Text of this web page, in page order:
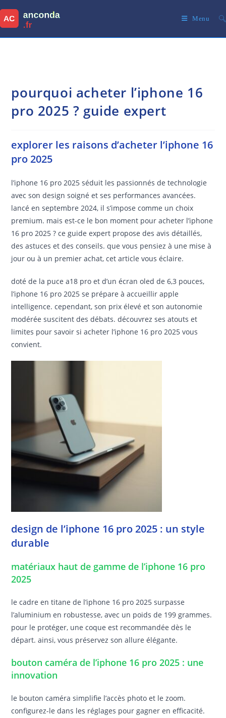
to
content
Menu
pourquoi acheter l’iphone 16
pro 2025 ? guide expert
explorer les raisons d’acheter l’iphone 16
pro 2025
l’iphone 16 pro 2025 séduit les passionnés de technologie
avec son design soigné et ses performances avancées.
lancé en septembre 2024, il s’impose comme un choix
premium. mais est-ce le bon moment pour acheter l’iphone
16 pro 2025 ? ce guide expert propose des avis détaillés,
des astuces et des conseils. que vous pensiez à une mise à
jour ou à un premier achat, cet article vous éclaire.
doté de la puce a18 pro et d’un écran oled de 6,3 pouces,
l’iphone 16 pro 2025 se prépare à accueillir apple
intelligence. cependant, son prix élevé et son autonomie
modérée suscitent des débats. découvrez ses atouts et
limites pour savoir si acheter l’iphone 16 pro 2025 vous
convient.
design de l’iphone 16 pro 2025 : un style
durable
matériaux haut de gamme de l’iphone 16 pro
2025
le cadre en titane de l’iphone 16 pro 2025 surpasse
l’aluminium en robustesse, avec un poids de 199 grammes.
pour le protéger, une coque est recommandée dès le
départ. ainsi, vous préservez son allure élégante.
bouton caméra de l’iphone 16 pro 2025 : une
innovation
le bouton caméra simplifie l’accès photo et le zoom.
configurez-le dans les réglages pour gagner en efficacité.